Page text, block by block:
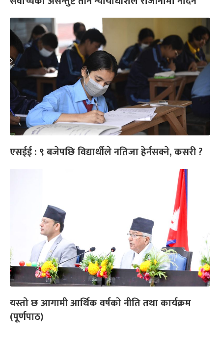
एसईई : ९ बजेपछि विद्यार्थीले नतिजा हेर्नसक्ने, कसरी ?
यस्तो छ आगामी आर्थिक वर्षको नीति तथा कार्यक्रम
(पूर्णपाठ)